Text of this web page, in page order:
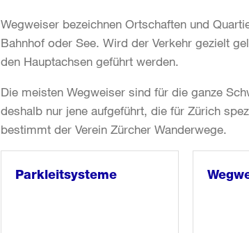
Wegweiser bezeichnen Ortschaften und
Bahnhof oder See. Wird der Verkehr gezielt
den Hauptachsen geführt werden.
Die meisten Wegweiser sind für die ganze
deshalb nur jene aufgeführt, die für Zürich
bestimmt der Verein Zürcher Wanderwege.
Parkleitsysteme